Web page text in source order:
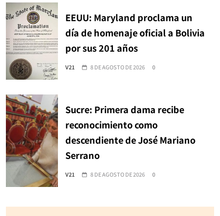
EEUU: Maryland proclama un
día de homenaje oficial a Bolivia
por sus 201 años
V21 8 DE AGOSTO DE 2026 0
Sucre: Primera dama recibe
reconocimiento como
descendiente de José Mariano
Serrano
V21 8 DE AGOSTO DE 2026 0